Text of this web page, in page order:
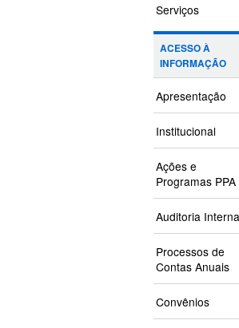
Serviços
ACESSO À
INFORMAÇÃO
Apresentação
Institucional
Ações e
Programas PPA
Auditoria Interna
Processos de
Contas Anuais
Convênios